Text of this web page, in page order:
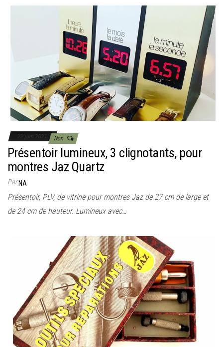
22 juin 2021 Non
Présentoir lumineux, 3 clignotants, pour
montres Jaz Quartz
ParNA
Présentoir, PLV, de vitrine pour montres Jaz de 27 cm de large et
de 24 cm de hauteur. Lumineux avec…